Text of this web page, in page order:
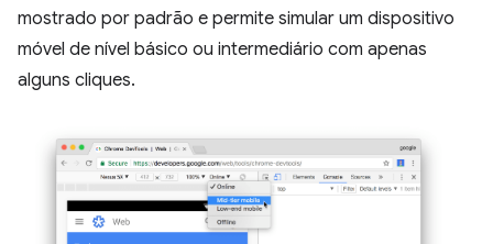
mostrado por padrão e permite simular um dispositivo
móvel de nível básico ou intermediário com apenas
alguns cliques.